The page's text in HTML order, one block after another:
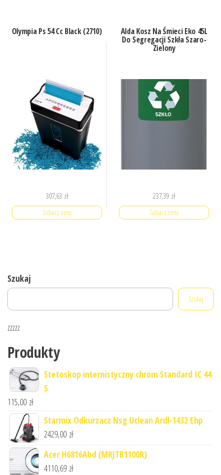
Olympia Ps 54 Cc Black (2710)
307,63 zł
Zobacz cenę
Alda Kosz Na Śmieci Eko 45L
Do Segregacji Szkła Szaro-
Zielony
237,39 zł
Zobacz cenę
Szukaj
Szukaj
zzzzz
Produkty
Stetoskop internistyczny chrom Standard IC 44
S
115,00 zł
Starmix Odkurzacz Nsg Uclean Ardl-1432 Ehp
2429,00 zł
Acer H6816Abd (MRJTB1100R)
4110,69 zł